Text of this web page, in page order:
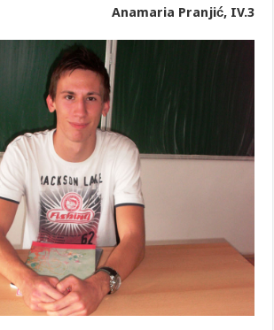
Anamaria Pranjić, IV.3